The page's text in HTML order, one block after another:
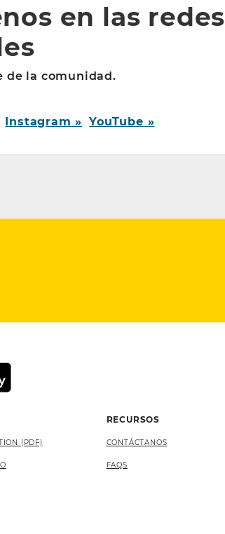
en las redes
de la comunidad.
Instagram » YouTube »
(PDF)
RECURSOS
CONTÁCTANOS
FAQS